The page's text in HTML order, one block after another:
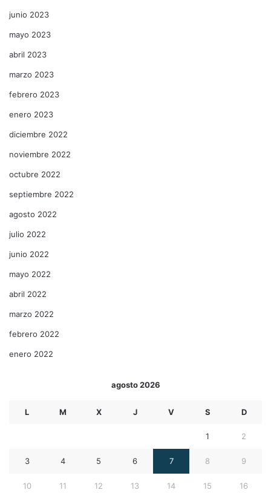
junio 2023
mayo 2023
abril 2023
marzo 2023
febrero 2023
enero 2023
diciembre 2022
noviembre 2022
octubre 2022
septiembre 2022
agosto 2022
julio 2022
junio 2022
mayo 2022
abril 2022
marzo 2022
febrero 2022
enero 2022
agosto 2026
L M X J V S D
1 2
3 4 5 6 7 8 9
10 11 12 13 14 15 16